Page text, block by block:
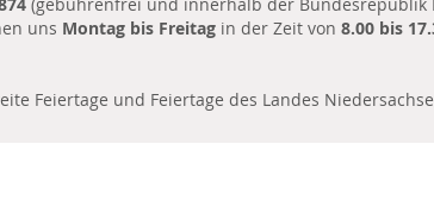
uns Montag bis Freitagin der Zeit von 8.00 bis
Feiertage und Feiertage des Landes